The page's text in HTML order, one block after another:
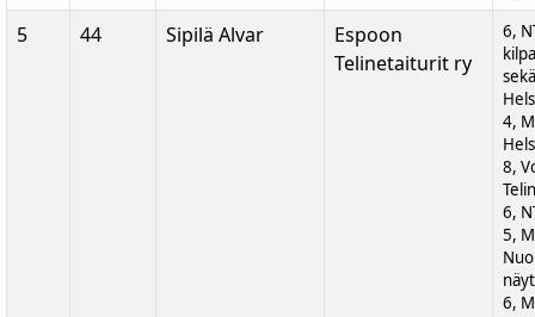
5 44 Sipilä Alvar
Espoon
Telinetaiturit ry
6,
4,
8,
6,
5,
6,